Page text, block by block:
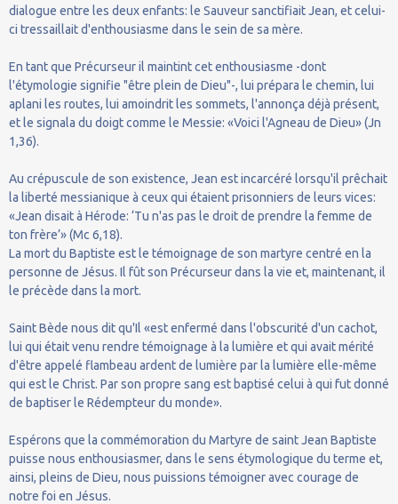
dialogue entre les deux enfants: le Sauveur sanctifiait Jean, et celui-
ci tressaillait d'enthousiasme dans le sein de sa mère.
En tant que Précurseur il maintint cet enthousiasme -dont
l'étymologie signifie "être plein de Dieu"-, lui prépara le chemin, lui
aplani les routes, lui amoindrit les sommets, l'annonça déjà présent,
et le signala du doigt comme le Messie: «Voici l'Agneau de Dieu» (Jn
1,36).
Au crépuscule de son existence, Jean est incarcéré lorsqu'il prêchait
la liberté messianique à ceux qui étaient prisonniers de leurs vices:
«Jean disait à Hérode: ‘Tu n'as pas le droit de prendre la femme de
ton frère’» (Mc 6,18).
La mort du Baptiste est le témoignage de son martyre centré en la
personne de Jésus. Il fût son Précurseur dans la vie et, maintenant, il
le précède dans la mort.
Saint Bède nous dit qu'Il «est enfermé dans l'obscurité d'un cachot,
lui qui était venu rendre témoignage à la lumière et qui avait mérité
d'être appelé flambeau ardent de lumière par la lumière elle-même
qui est le Christ. Par son propre sang est baptisé celui à qui fut donné
de baptiser le Rédempteur du monde».
Espérons que la commémoration du Martyre de saint Jean Baptiste
puisse nous enthousiasmer, dans le sens étymologique du terme et,
ainsi, pleins de Dieu, nous puissions témoigner avec courage de
notre foi en Jésus.